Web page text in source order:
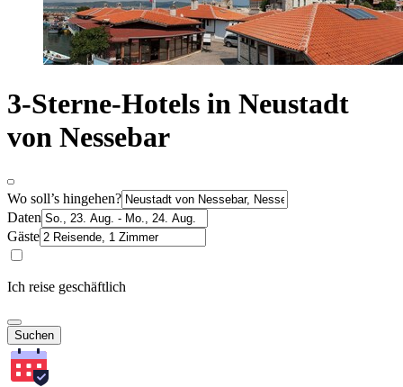
3-Sterne-Hotels in Neustadt
von Nessebar
Wo soll’s hingehen?
Daten
Gäste
Ich reise geschäftlich
Suchen